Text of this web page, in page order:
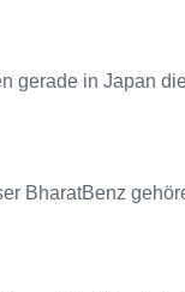
gerade in Japan
BharatBenz